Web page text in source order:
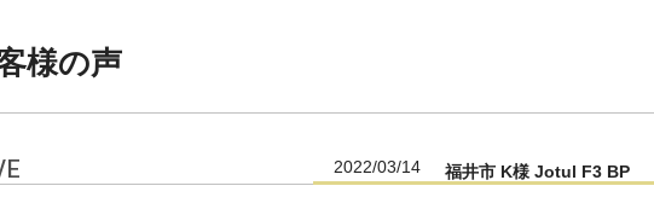
様の声
2022/03/14 福井市 K様 Jotul F3 BP